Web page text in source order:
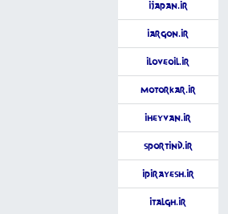
iJapan.ir
iArgon.ir
iLoveOil.ir
MotorKar.ir
iHeyvan.ir
Sportind.ir
iPirayesh.ir
iTalgh.ir